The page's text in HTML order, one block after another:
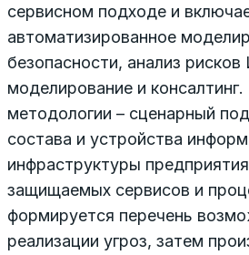
сервисном подходе и
автоматизированное
безопасности, анализ
моделирование и
методологии – сценарный
состава и устройства
инфраструктуры
защищаемых сервисов и
формируется перечень
реализации угроз, затем